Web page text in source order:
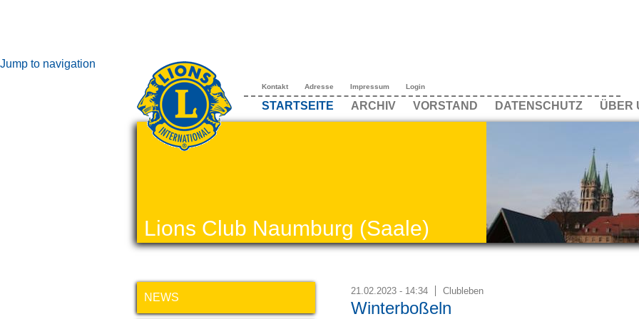
Jump to navigation
Kontakt Adresse Impressum Login
STARTSEITE ARCHIV VORSTAND DATENSCHUTZ ÜBER
Lions Club Naumburg (Saale)
NEWS
21.02.2023 - 14:34 Clubleben
Winterboßeln